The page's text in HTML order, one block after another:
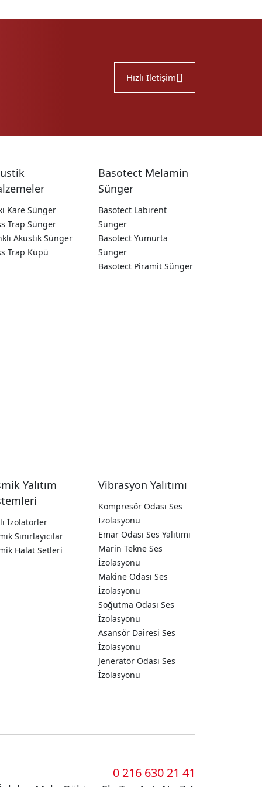
Hızlı İletişim
Kare Sünger
Trap Sünger
Akustik Sünger
Trap Küpü
Basotect Melamin
Sünger
Basotect Labirent
Sünger
Basotect Yumurta
Sünger
Basotect Piramit Sünger
Yalıtım
İzolatörler
Sınırlayıcılar
Halat Setleri
Vibrasyon Yalıtımı
Kompresör Odası Ses
İzolasyonu
Emar Odası Ses Yalıtımı
Marin Tekne Ses
İzolasyonu
Makine Odası Ses
İzolasyonu
Soğutma Odası Ses
İzolasyonu
Asansör Dairesi Ses
İzolasyonu
Jeneratör Odası Ses
İzolasyonu
0 216 630 21 41